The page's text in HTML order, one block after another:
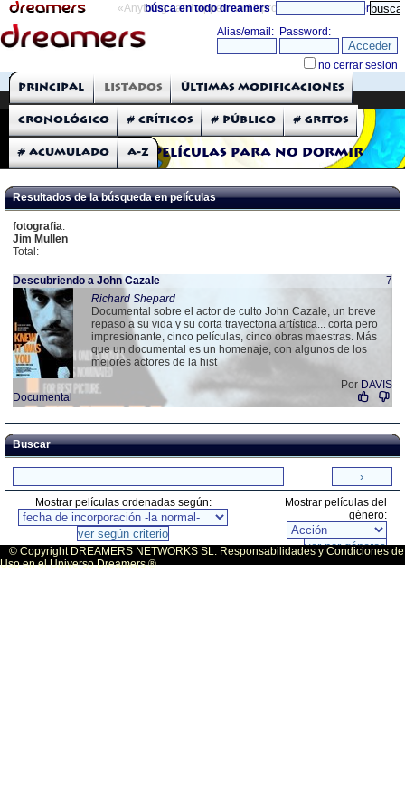
«Anything can happen and it probably will» directorio
búsca en todo dreamers
THE DREAMERS
Críticas: Películas
Películas para no dormir
Principal Listados Últimas modificaciones
Cronológico # Críticos # Público # Gritos
# Acumulado A-Z
Resultados de la búsqueda en películas
fotografia:
Jim Mullen
Total:
Descubriendo a John Cazale
7
Richard Shepard
Documental sobre el actor de culto John Cazale, un breve
repaso a su vida y su corta trayectoria artística... corta pero
impresionante, cinco películas, cinco obras maestras. Más
que un documental es un homenaje, con algunos de los
mejores actores de la hist
Por DAVIS
Documental
Buscar
Mostrar películas ordenadas según:
Mostrar películas del
género:
© Copyright DREAMERS NETWORKS SL. Responsabilidades y Condiciones de
Uso en el Universo Dreamers ®